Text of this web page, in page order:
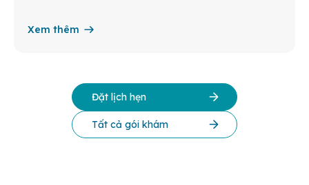
Xem thêm
Đặt lịch hẹn
Tất cả gói khám